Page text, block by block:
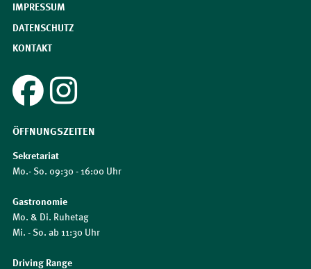
IMPRESSUM
DATENSCHUTZ
KONTAKT
ÖFFNUNGSZEITEN
Sekretariat
Mo.- So. 09:30 - 16:00 Uhr
Gastronomie
Mo. & Di. Ruhetag
Mi. - So. ab 11:30 Uhr
Driving Range